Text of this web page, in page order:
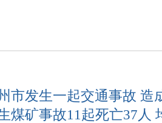
市发生一起交通事故 造
煤矿事故11起死亡37人